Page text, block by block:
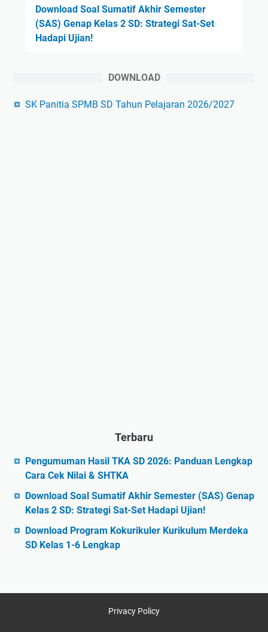
Download Soal Sumatif Akhir Semester
(SAS) Genap Kelas 2 SD: Strategi Sat-Set
Hadapi Ujian!
DOWNLOAD
SK Panitia SPMB SD Tahun Pelajaran 2026/2027
Terbaru
Pengumuman Hasil TKA SD 2026: Panduan Lengkap
Cara Cek Nilai & SHTKA
Download Soal Sumatif Akhir Semester (SAS) Genap
Kelas 2 SD: Strategi Sat-Set Hadapi Ujian!
Download Program Kokurikuler Kurikulum Merdeka
SD Kelas 1-6 Lengkap
Privacy Policy